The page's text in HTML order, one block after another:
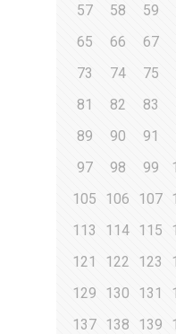
57
58 59
65
66 67
73
74 75
81
82 83
89
90 91
97
98 99
105
106 107
113
114 115
121
122 123
129
130 131
137 138 139